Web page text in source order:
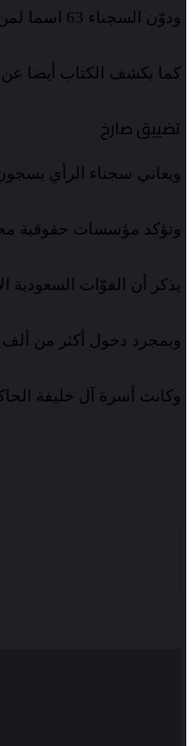
ودوّن السجناء 63 اسما لمن وصفهم الكتاب بـ”الجلادين” من ضباط وأفراد من الدرك الأردني و”المرتزقة”.
كما يكشف الكتاب أيضا عن
تضييق صارخ
ويعاني سجناء الرأي
وتؤكد مؤسسات حقوقية محلية ودولية، أن السجون
يذكر أن القوّات السعودية الإماراتية غزت البحرين في 15 مارس
وبمجرد دخول أكثر من ألف ضابط
وكانت أسرة آل خليفة